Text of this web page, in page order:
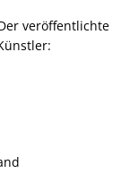
veröffentlichte